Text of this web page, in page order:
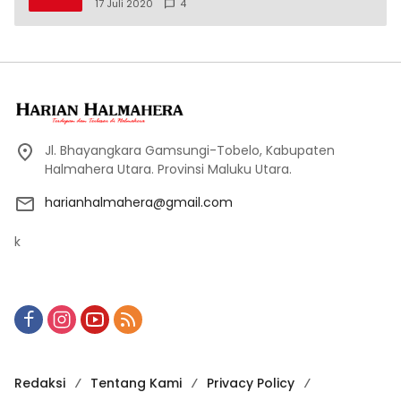
17 Juli 2020 4
Jl. Bhayangkara Gamsungi-Tobelo, Kabupaten
Halmahera Utara. Provinsi Maluku Utara.
harianhalmahera@gmail.com
k
Redaksi Tentang Kami
Privacy Policy